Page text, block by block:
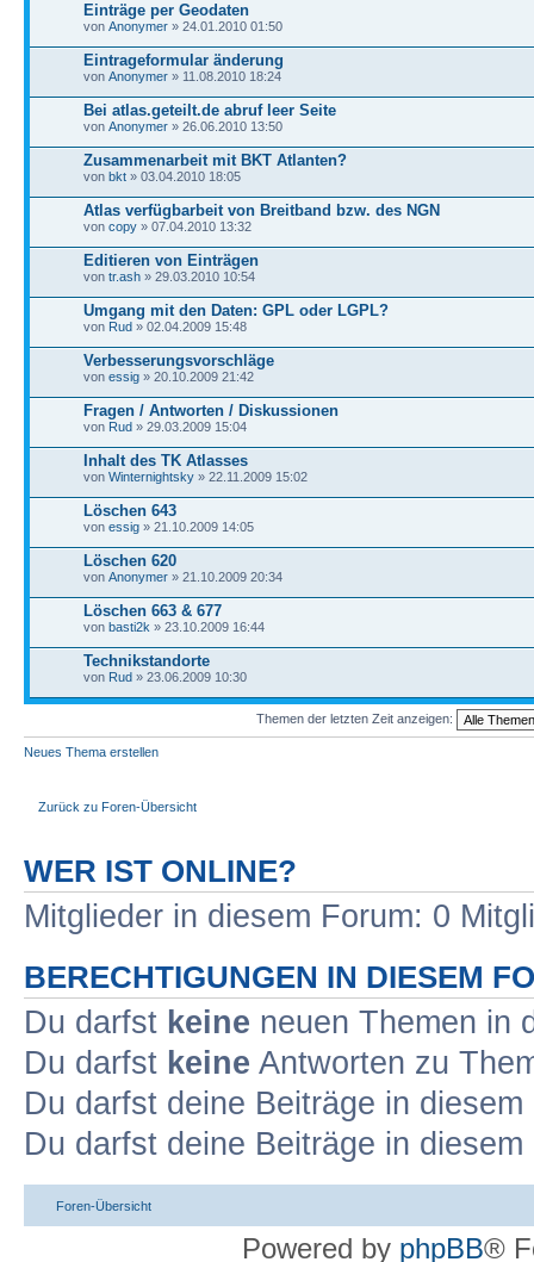
Einträge per Geodaten
von Anonymer » 24.01.2010 01:50
Eintrageformular änderung
von Anonymer » 11.08.2010 18:24
Bei atlas.geteilt.de abruf leer Seite
von Anonymer » 26.06.2010 13:50
Zusammenarbeit mit BKT Atlanten?
von bkt » 03.04.2010 18:05
Atlas verfügbarbeit von Breitband bzw. des NGN
von copy » 07.04.2010 13:32
Editieren von Einträgen
von tr.ash » 29.03.2010 10:54
Umgang mit den Daten: GPL oder LGPL?
von Rud » 02.04.2009 15:48
Verbesserungsvorschläge
von essig » 20.10.2009 21:42
Fragen / Antworten / Diskussionen
von Rud » 29.03.2009 15:04
Inhalt des TK Atlasses
von Winternightsky » 22.11.2009 15:02
Löschen 643
von essig » 21.10.2009 14:05
Löschen 620
von Anonymer » 21.10.2009 20:34
Löschen 663 & 677
von basti2k » 23.10.2009 16:44
Technikstandorte
von Rud » 23.06.2009 10:30
Themen der letzten Zeit anzeigen:
Neues Thema erstellen
Zurück zu Foren-Übersicht
WER IST ONLINE?
Mitglieder in diesem Forum: 0
BERECHTIGUNGEN IN DIESEM
Du darfst keine neuen Themen in
Du darfst keine Antworten zu
Du darfst deine Beiträge in
Du darfst deine Beiträge in
Foren-Übersicht
Powered by phpBB®